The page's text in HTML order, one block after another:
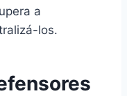
a
los.